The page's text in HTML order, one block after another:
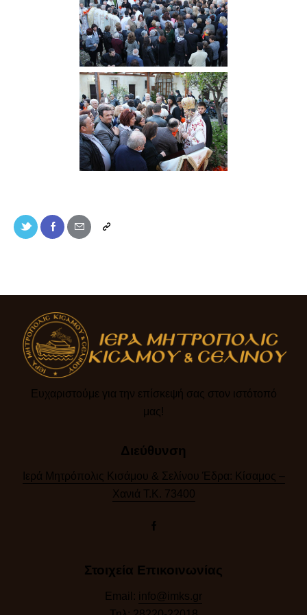
Ευχαριστούμε για την επίσκεψή σας στον ιστότοπό
μας!​
Διεύθυνση
Ιερά Μητρόπολις Κισάμου & Σελίνου Έδρα: Κίσαμος –
Χανιά Τ.Κ. 73400
Στοιχεία Επικοινωνίας
Email: info@imks.gr